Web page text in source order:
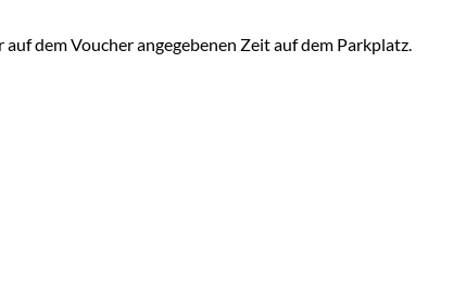
dem Voucher angegebenen Zeit auf dem Parkplatz.